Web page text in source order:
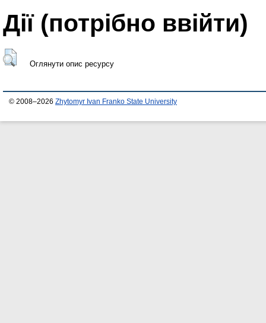
Дії ​​(потрібно ввійти)
Оглянути опис ресурсу
© 2008–2026 Zhytomyr Ivan Franko State University